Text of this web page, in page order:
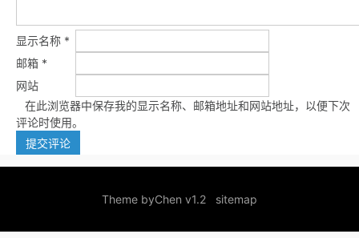
显示名称 *
邮箱 *
网站
在此浏览器中保存我的显示名称、邮箱地址和网站地址，以便下次
评论时使用。
Theme byChen v1.2 sitemap